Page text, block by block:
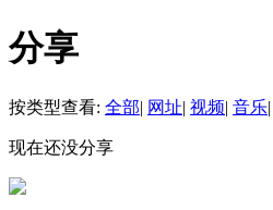
分享
按类型查看: 全部| 网址| 视频| 音乐|
现在还没分享